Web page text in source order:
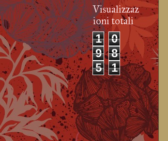
Visualizzaz
ioni totali
1
0
9
8
5
1